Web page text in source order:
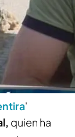
, ha decidido
al
denunciando
'
quien ha